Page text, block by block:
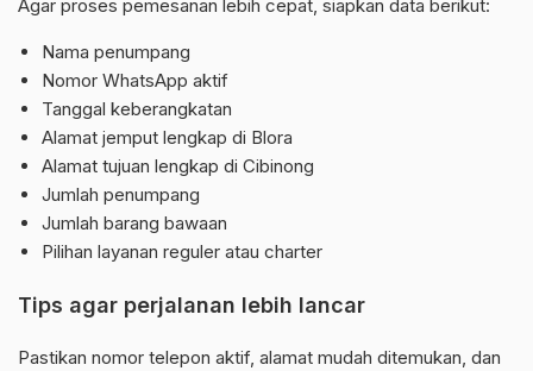
Agar proses pemesanan lebih cepat, siapkan data berikut:
Nama penumpang
Nomor WhatsApp aktif
Tanggal keberangkatan
Alamat jemput lengkap di Blora
Alamat tujuan lengkap di Cibinong
Jumlah penumpang
Jumlah barang bawaan
Pilihan layanan reguler atau charter
Tips agar perjalanan lebih lancar
Pastikan nomor telepon aktif, alamat mudah ditemukan, dan